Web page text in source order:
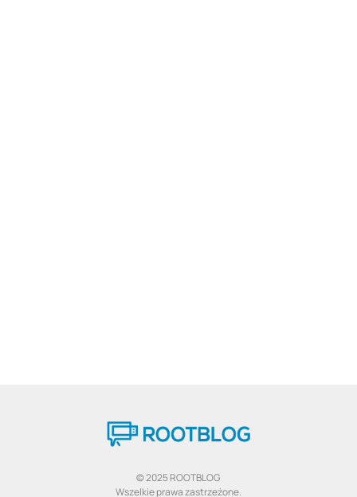
© 2025 ROOTBLOG
Wszelkie prawa zastrzeżone.